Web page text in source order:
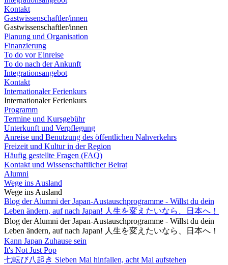
Kontakt
Gastwissenschaftler/innen
Gastwissenschaftler/innen
Planung und Organisation
Finanzierung
To do vor Einreise
To do nach der Ankunft
Integrationsangebot
Kontakt
Internationaler Ferienkurs
Internationaler Ferienkurs
Programm
Termine und Kursgebühr
Unterkunft und Verpflegung
Anreise und Benutzung des öffentlichen Nahverkehrs
Freizeit und Kultur in der Region
Häufig gestellte Fragen (FAQ)
Kontakt und Wissenschaftlicher Beirat
Alumni
Wege ins Ausland
Wege ins Ausland
Blog der Alumni der Japan-Austauschprogramme - Willst du dein
Leben ändern, auf nach Japan! 人生を変えたいなら、日本へ！
Blog der Alumni der Japan-Austauschprogramme - Willst du dein
Leben ändern, auf nach Japan! 人生を変えたいなら、日本へ！
Kann Japan Zuhause sein
It's Not Just Pop
七転び八起き Sieben Mal hinfallen, acht Mal aufstehen